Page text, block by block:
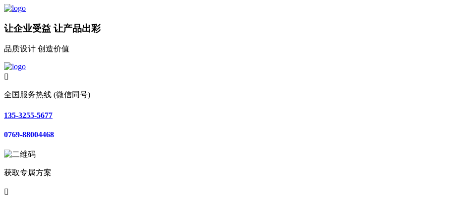
让企业受益 让产品出彩
品质设计 创造价值

全国服务热线 (微信同号)
135-3255-5677
0769-88004468
获取专属方案
